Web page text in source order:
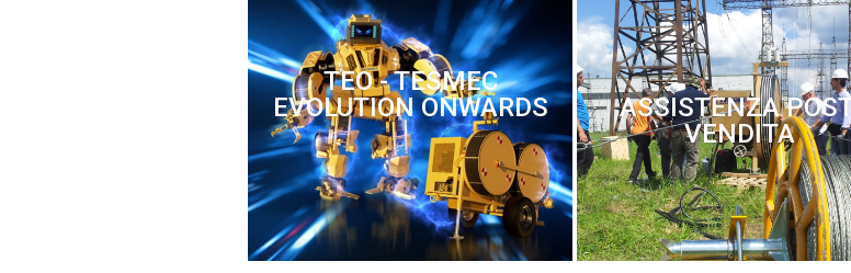
TEO - TESMEC
EVOLUTION ONWARDS
ASSISTENZA
VENDITA